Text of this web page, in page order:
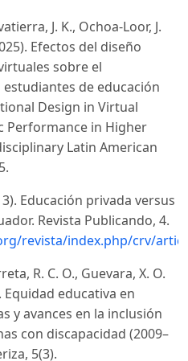
J. K., Ochoa-Loor, J.
Efectos del diseño
sobre el
de educación
Design in Virtual
Performance in Higher
Latin American
Educación privada versus
Revista Publicando, 4.
revista/index.php/crv/
R. C. O., Guevara, X. O.
Equidad educativa en
y avances en la inclusión
con discapacidad (2009–
5(3).